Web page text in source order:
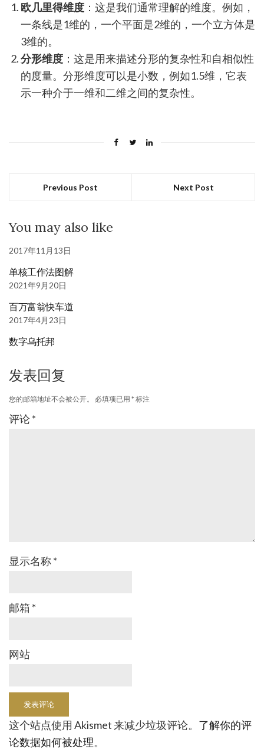
欧几里得维度 ：这是我们通常理解的维度。例如，
一条线是1维的，一个平面是2维的，一个立方体是
3维的。
分形维度 ：这是用来描述分形的复杂性和自相似性
的度量。分形维度可以是小数，例如1.5维，它表
示一种介于一维和二维之间的复杂性。
Previous Post Next Post
You may also like
2017年11月13日
单核工作法图解
2021年9月20日
百万富翁快车道
2017年4月23日
数字乌托邦
发表回复
您的邮箱地址不会被公开。 必填项已用 *标注
评论 *
显示名称*
邮箱 *
网站
这个站点使用 Akismet 来减少垃圾评论。 了解你的评
论数据如何被处理。